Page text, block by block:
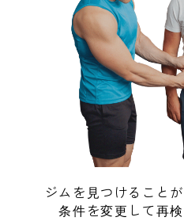
ジムを見つけること
条件を変更して再